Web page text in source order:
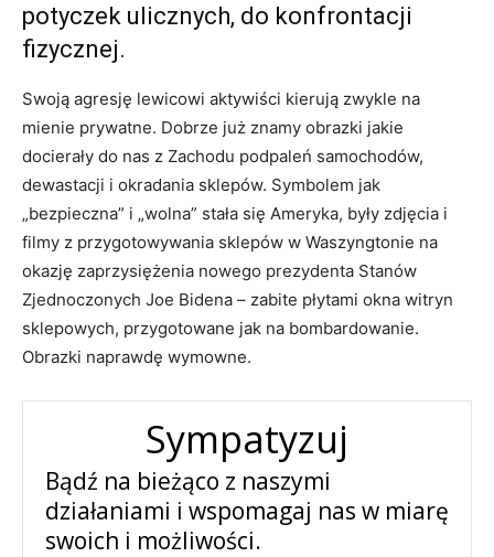
potyczek ulicznych, do konfrontacji
fizycznej.
Swoją agresję lewicowi aktywiści kierują zwykle na
mienie prywatne. Dobrze już znamy obrazki jakie
docierały do nas z Zachodu podpaleń samochodów,
dewastacji i okradania sklepów. Symbolem jak
„bezpieczna” i „wolna” stała się Ameryka, były zdjęcia i
filmy z przygotowywania sklepów w Waszyngtonie na
okazję zaprzysiężenia nowego prezydenta Stanów
Zjednoczonych Joe Bidena – zabite płytami okna witryn
sklepowych, przygotowane jak na bombardowanie.
Obrazki naprawdę wymowne.
Sympatyzuj
Bądź na bieżąco z naszymi
działaniami i wspomagaj nas w miarę
swoich i możliwości.